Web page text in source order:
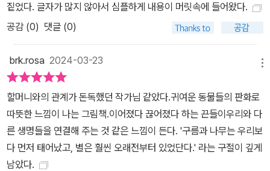
짙었다. 글자가 많지 않아서 심플하게 내용이 머릿속에 들어왔다.
공감 (0) 댓글 (0)
brk.rosa 2024-03-23
할머니와의 관계가 돈독했던 작가님 같았다.귀여운 동물들의 판화로
따뜻한 느낌이 나는 그림책.이어졌다 끊어졌다 하는 끈들이우리와 다
른 생명들을 연결해 주는 것 같은 느낌이 든다. '구름과 나무는 우리보
다 먼저 태어났고, 별은 훨씬 오래전부터 있었단다.' 라는 구절이 깊게
남았다.